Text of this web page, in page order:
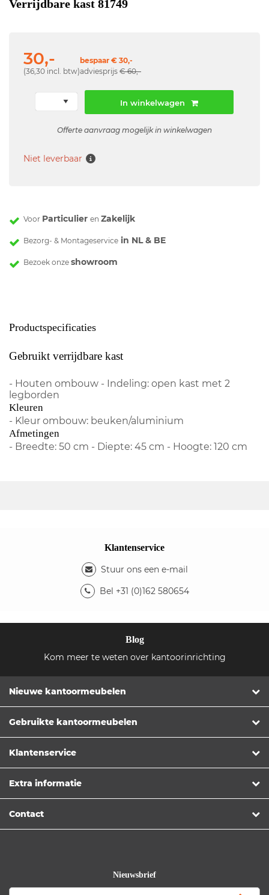
Verrijdbare kast 81749
30,-
(36,30 incl. btw)
bespaar € 30,-
adviesprijs € 60,-
In winkelwagen
Offerte aanvraag mogelijk in winkelwagen
Niet leverbaar
Voor Particulier en Zakelijk
Bezorg- & Montageservice in NL & BE
Bezoek onze showroom
Productspecificaties
Gebruikt verrijdbare kast
- Houten ombouw - Indeling: open kast met 2
legborden
Kleuren
- Kleur ombouw: beuken/aluminium
Afmetingen
- Breedte: 50 cm - Diepte: 45 cm - Hoogte: 120 cm
Klantenservice
Stuur ons een e-mail
Bel +31 (0)162 580654
Blog
Kom meer te weten over kantoorinrichting
Nieuwe kantoormeubelen
Gebruikte kantoormeubelen
Klantenservice
Extra informatie
Contact
Nieuwsbrief